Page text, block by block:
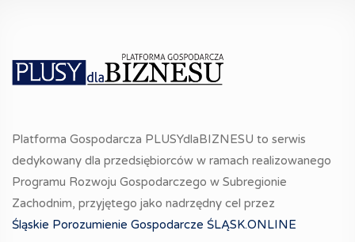
Platforma Gospodarcza PLUSYdlaBIZNESU to serwis
dedykowany dla przedsiębiorców w ramach realizowanego
Programu Rozwoju Gospodarczego w Subregionie
Zachodnim, przyjętego jako nadrzędny cel przez
Śląskie Porozumienie Gospodarcze ŚLĄSK.ONLINE